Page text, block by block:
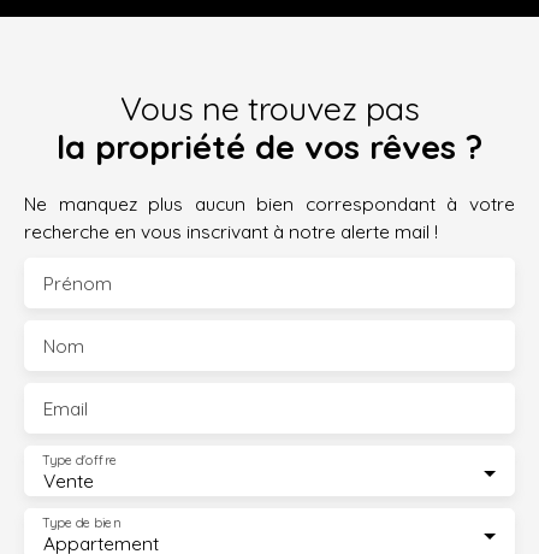
Vous ne trouvez pas
la propriété de vos rêves ?
Ne manquez plus aucun bien correspondant à votre
recherche en vous inscrivant à notre alerte mail !
Prénom
Nom
Email
Vente
Type d'offre
Appartement
Type de bien